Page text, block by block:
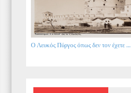
Ο Λευκός Πύργος όπως δεν τον έχετε ...